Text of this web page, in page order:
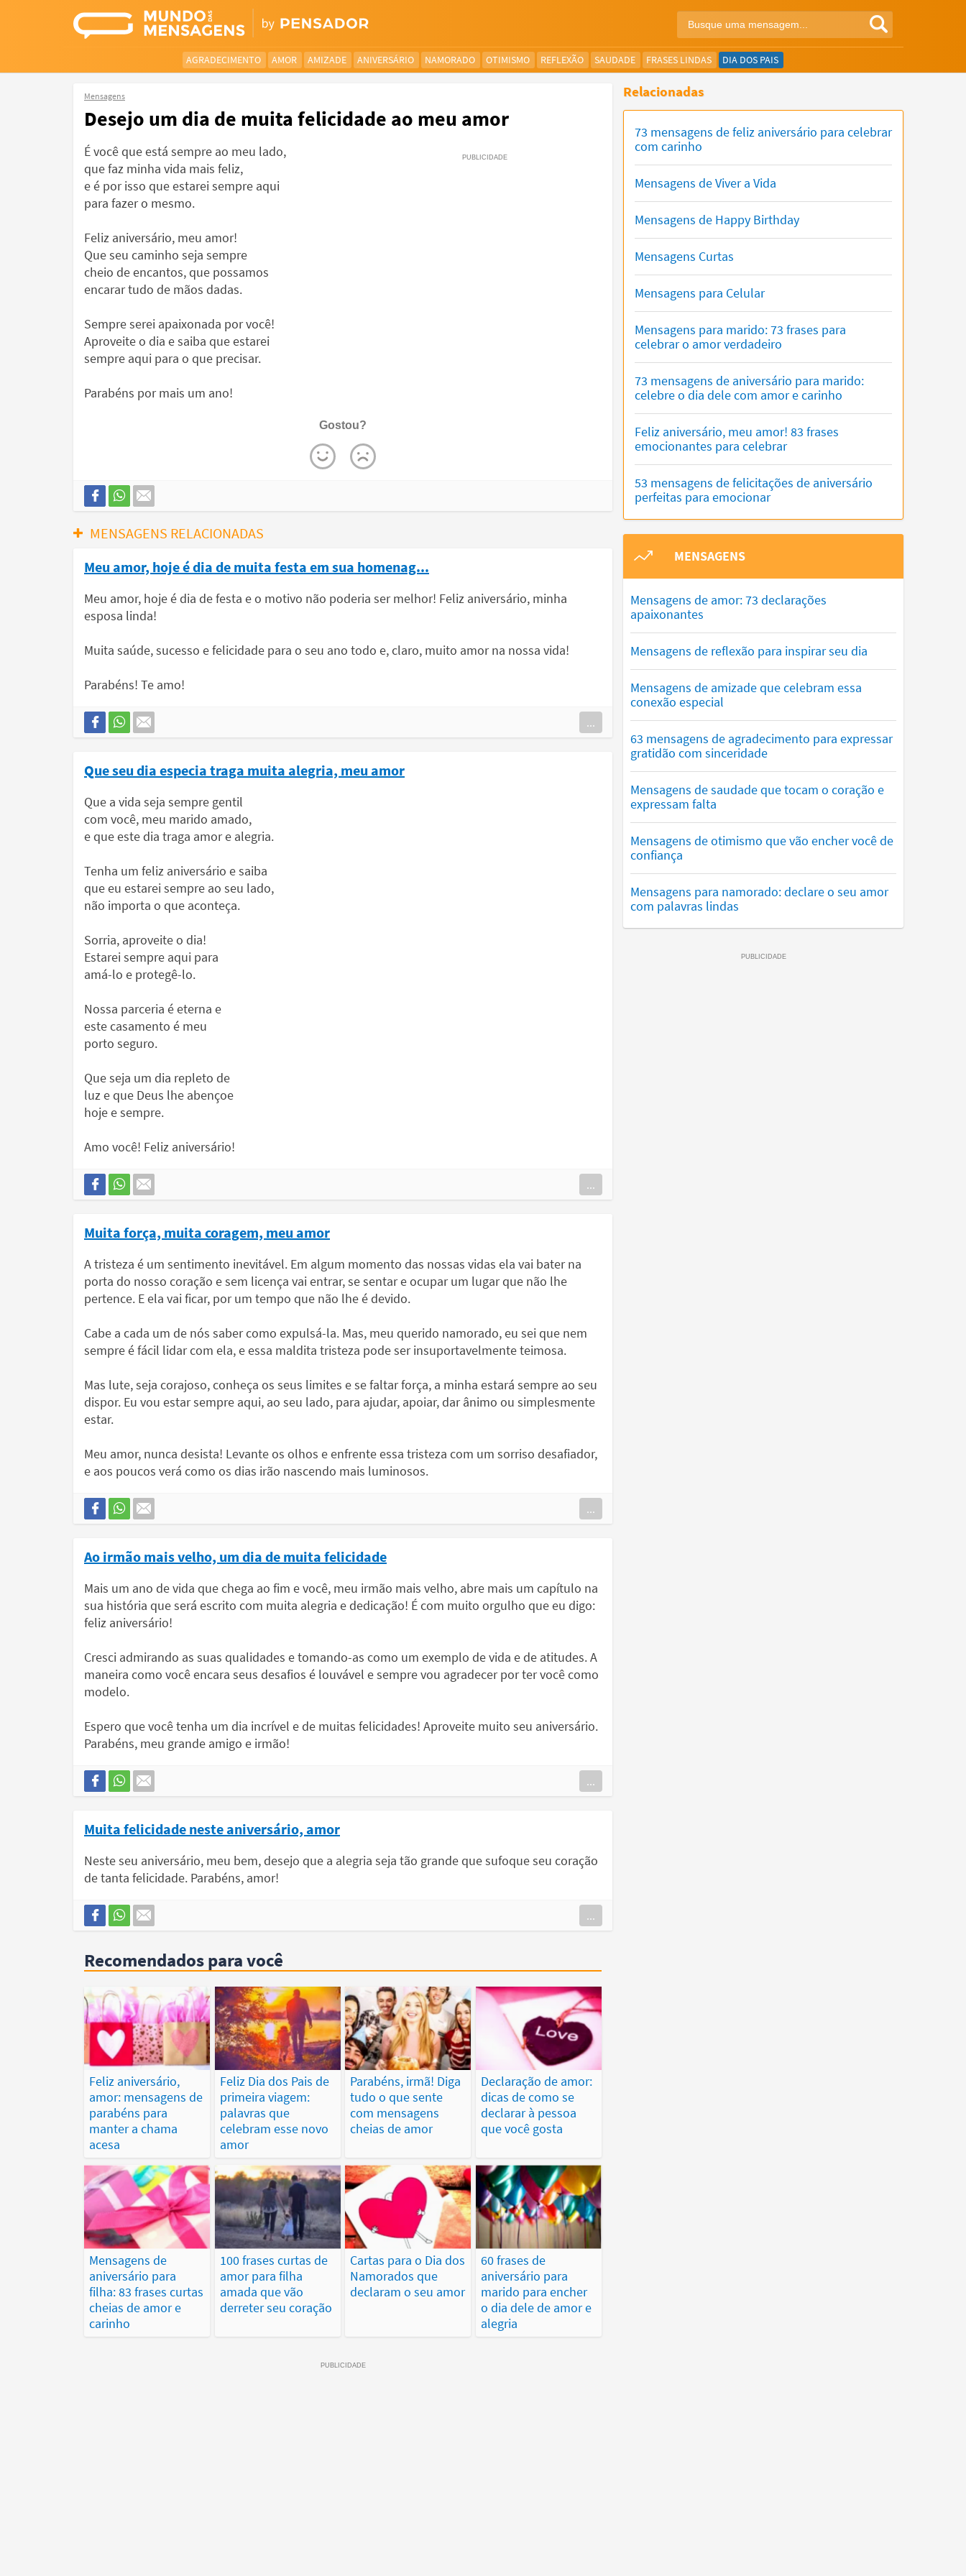
AGRADECIMENTO AMOR AMIZADE ANIVERSÁRIO NAMORADO OTIMISMO REFLEXÃO SAUDADE FRASES LINDAS DIA DOS PAIS
Mensagens
Desejo um dia de muita felicidade ao meu amor
É você que está sempre ao meu lado,
que faz minha vida mais feliz,
e é por isso que estarei sempre aqui
para fazer o mesmo.
Feliz aniversário, meu amor!
Que seu caminho seja sempre
cheio de encantos, que possamos
encarar tudo de mãos dadas.
Sempre serei apaixonada por você!
Aproveite o dia e saiba que estarei
sempre aqui para o que precisar.
Parabéns por mais um ano!
Gostou?
MENSAGENS RELACIONADAS
Meu amor, hoje é dia de muita festa em sua homenag...
Meu amor, hoje é dia de festa e o motivo não poderia ser melhor! Feliz aniversário, minha
esposa linda!
Muita saúde, sucesso e felicidade para o seu ano todo e, claro, muito amor na nossa vida!
Parabéns! Te amo!
...
Que seu dia especia traga muita alegria, meu amor
Que a vida seja sempre gentil
com você, meu marido amado,
e que este dia traga amor e alegria.
Tenha um feliz aniversário e saiba
que eu estarei sempre ao seu lado,
não importa o que aconteça.
Sorria, aproveite o dia!
Estarei sempre aqui para
amá-lo e protegê-lo.
Nossa parceria é eterna e
este casamento é meu
porto seguro.
Que seja um dia repleto de
luz e que Deus lhe abençoe
hoje e sempre.
Amo você! Feliz aniversário!
...
Muita força, muita coragem, meu amor
A tristeza é um sentimento inevitável. Em algum momento das nossas vidas ela vai bater na
porta do nosso coração e sem licença vai entrar, se sentar e ocupar um lugar que não lhe
pertence. E ela vai ficar, por um tempo que não lhe é devido.
Cabe a cada um de nós saber como expulsá-la. Mas, meu querido namorado, eu sei que nem
sempre é fácil lidar com ela, e essa maldita tristeza pode ser insuportavelmente teimosa.
Mas lute, seja corajoso, conheça os seus limites e se faltar força, a minha estará sempre ao seu
dispor. Eu vou estar sempre aqui, ao seu lado, para ajudar, apoiar, dar ânimo ou simplesmente
estar.
Meu amor, nunca desista! Levante os olhos e enfrente essa tristeza com um sorriso desafiador,
e aos poucos verá como os dias irão nascendo mais luminosos.
...
Ao irmão mais velho, um dia de muita felicidade
Mais um ano de vida que chega ao fim e você, meu irmão mais velho, abre mais um capítulo na
sua história que será escrito com muita alegria e dedicação! É com muito orgulho que eu digo:
feliz aniversário!
Cresci admirando as suas qualidades e tomando-as como um exemplo de vida e de atitudes. A
maneira como você encara seus desafios é louvável e sempre vou agradecer por ter você como
modelo.
Espero que você tenha um dia incrível e de muitas felicidades! Aproveite muito seu aniversário.
Parabéns, meu grande amigo e irmão!
...
Muita felicidade neste aniversário, amor
Neste seu aniversário, meu bem, desejo que a alegria seja tão grande que sufoque seu coração
de tanta felicidade. Parabéns, amor!
...
Recomendados para você
Feliz aniversário,
amor: mensagens de
parabéns para
manter a chama
acesa
Feliz Dia dos Pais de
primeira viagem:
palavras que
celebram esse novo
amor
Parabéns, irmã! Diga
tudo o que sente
com mensagens
cheias de amor
Declaração de amor:
dicas de como se
declarar à pessoa
que você gosta
Mensagens de
aniversário para
filha: 83 frases curtas
cheias de amor e
carinho
100 frases curtas de
amor para filha
amada que vão
derreter seu coração
Cartas para o Dia dos
Namorados que
declaram o seu amor
60 frases de
aniversário para
marido para encher
o dia dele de amor e
alegria
Relacionadas
73 mensagens de feliz aniversário para celebrar
com carinho
Mensagens de Viver a Vida
Mensagens de Happy Birthday
Mensagens Curtas
Mensagens para Celular
Mensagens para marido: 73 frases para
celebrar o amor verdadeiro
73 mensagens de aniversário para marido:
celebre o dia dele com amor e carinho
Feliz aniversário, meu amor! 83 frases
emocionantes para celebrar
53 mensagens de felicitações de aniversário
perfeitas para emocionar
MENSAGENS
Mensagens de amor: 73 declarações
apaixonantes
Mensagens de reflexão para inspirar seu dia
Mensagens de amizade que celebram essa
conexão especial
63 mensagens de agradecimento para expressar
gratidão com sinceridade
Mensagens de saudade que tocam o coração e
expressam falta
Mensagens de otimismo que vão encher você de
confiança
Mensagens para namorado: declare o seu amor
com palavras lindas